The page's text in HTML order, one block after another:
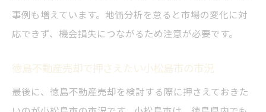
事例も増えています。地価分析を怠ると市場の変化に対
応できず、機会損失につながるため注意が必要です。
徳島不動産売却で押さえたい小松島市の市況
最後に、徳島不動産売却を検討する際に押さえておきた